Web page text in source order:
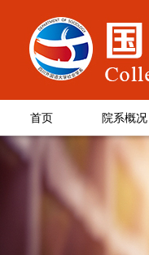
首页 院系概况